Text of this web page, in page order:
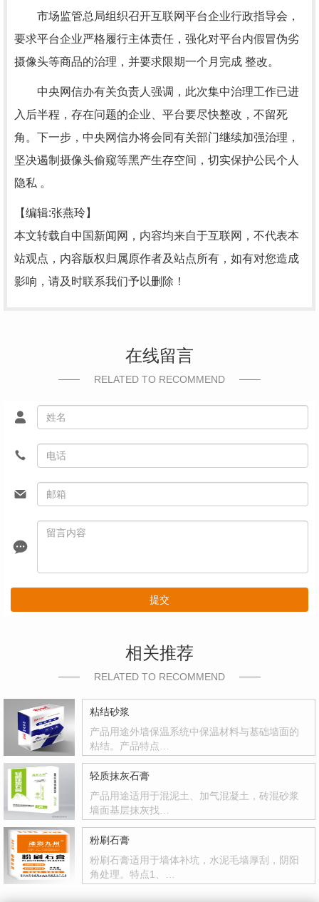
市场监管总局组织召开互联网平台企业行政指导会，
要求平台企业严格履行主体责任，强化对平台内假冒伪劣
摄像头等商品的治理，并要求限期一个月完成 整改。
中央网信办有关负责人强调，此次集中治理工作已进
入后半程，存在问题的企业、平台要尽快整改，不留死
角。下一步，中央网信办将会同有关部门继续加强治理，
坚决遏制摄像头偷窥等黑产生存空间，切实保护公民个人
隐私 。
【编辑:张燕玲】
本文转载自中国新闻网，内容均来自于互联网，不代表本
站观点，内容版权归属原作者及站点所有，如有对您造成
影响，请及时联系我们予以删除！
在线留言
RELATED TO RECOMMEND
提交
相关推荐
RELATED TO RECOMMEND
粘结砂浆
产品用途外墙保温系统中保温材料与基础墙面的
粘结。产品特点…
轻质抹灰石膏
产品用途适用于混泥土、加气混凝土，砖混砂浆
墙面基层抹灰找…
粉刷石膏
粉刷石膏适用于墙体补坑，水泥毛墙厚刮，阴阳
角处理。特点1、…